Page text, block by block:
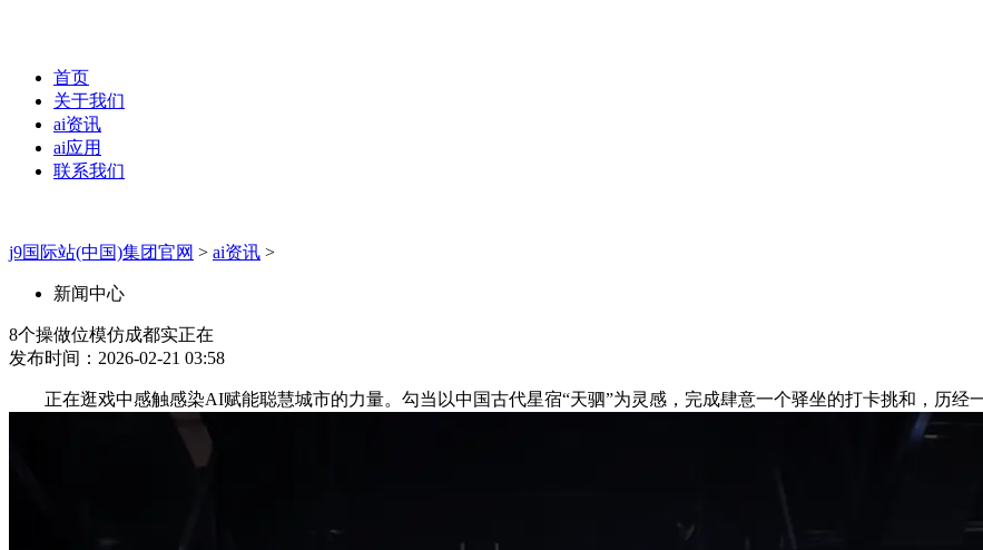
首页
关于我们
ai资讯
ai应用
联系我们
j9国际站(中国)集团官网 > ai资讯 >
新闻中心
8个操做位模仿成都实正在
发布时间：2026-02-21 03:58
正在逛戏中感触感染AI赋能聪慧城市的力量。勾当以中国古代星宿“天驷”为灵感，完成肆意一个驿坐的打卡挑和，历经